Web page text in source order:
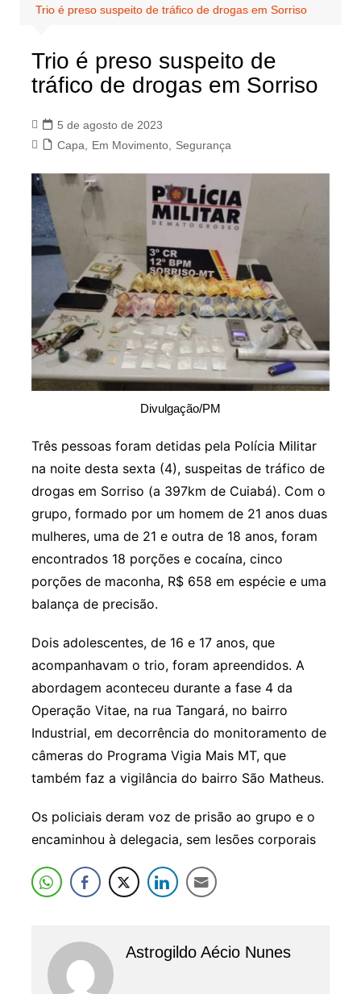
Trio é preso suspeito de tráfico de drogas em Sorriso
Trio é preso suspeito de
tráfico de drogas em Sorriso
5 de agosto de 2023
Capa
Em Movimento, Segurança
Divulgação/PM
Três pessoas foram detidas pela Polícia Militar
na noite desta sexta (4), suspeitas de tráfico de
drogas em Sorriso (a 397km de Cuiabá). Com o
grupo, formado por um homem de 21 anos duas
mulheres, uma de 21 e outra de 18 anos, foram
encontrados 18 porções e cocaína, cinco
porções de maconha, R$ 658 em espécie e uma
balança de precisão.
Dois adolescentes, de 16 e 17 anos, que
acompanhavam o trio, foram apreendidos. A
abordagem aconteceu durante a fase 4 da
Operação Vitae, na rua Tangará, no bairro
Industrial, em decorrência do monitoramento de
câmeras do Programa Vigia Mais MT, que
também faz a vigilância do bairro São Matheus.
Os policiais deram voz de prisão ao grupo e o
encaminhou à delegacia, sem lesões corporais
Astrogildo Aécio Nunes